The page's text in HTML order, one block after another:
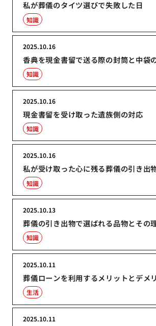
私が葬儀のタイツ選びで失敗した日
知識
香典を現金書留で送る際の封筒と中袋
2025.10.16
知識
現金書留を受け取った遺族側の対応
2025.10.16
知識
私が受け取った心に残る葬儀の引き出
2025.10.16
知識
葬儀の引き出物で選ばれる品物とその
2025.10.13
知識
葬儀ローンを利用するメリットとデメ
2025.10.11
生活
2025.10.11